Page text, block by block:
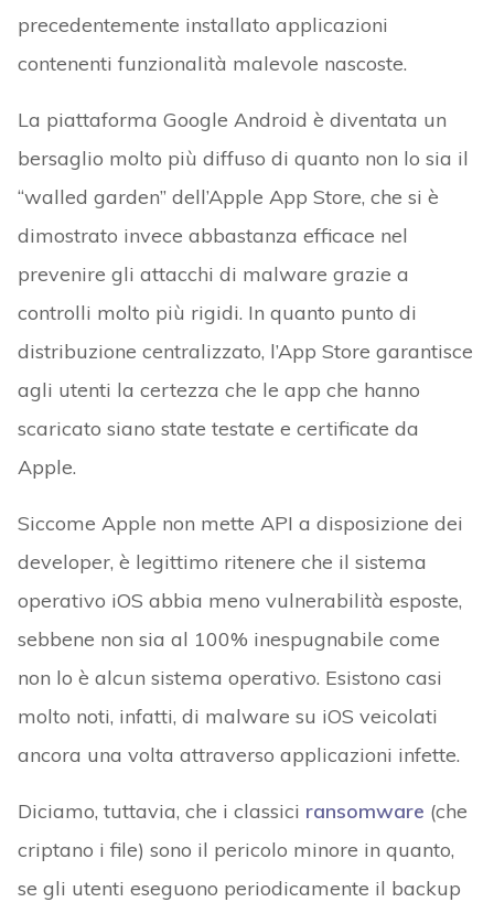
precedentemente installato applicazioni
contenenti funzionalità malevole nascoste.
La piattaforma Google Android è diventata un
bersaglio molto più diffuso di quanto non lo sia il
“walled garden” dell’Apple App Store, che si è
dimostrato invece abbastanza efficace nel
prevenire gli attacchi di malware grazie a
controlli molto più rigidi. In quanto punto di
distribuzione centralizzato, l’App Store garantisce
agli utenti la certezza che le app che hanno
scaricato siano state testate e certificate da
Apple.
Siccome Apple non mette API a disposizione dei
developer, è legittimo ritenere che il sistema
operativo iOS abbia meno vulnerabilità esposte,
sebbene non sia al 100% inespugnabile come
non lo è alcun sistema operativo. Esistono casi
molto noti, infatti, di malware su iOS veicolati
ancora una volta attraverso applicazioni infette.
Diciamo, tuttavia, che i classici ransomware (che
criptano i file) sono il pericolo minore in quanto,
se gli utenti eseguono periodicamente il backup